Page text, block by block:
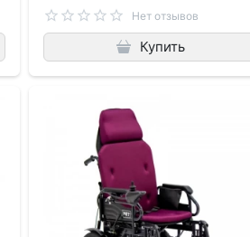
Нет отзывов
Купить